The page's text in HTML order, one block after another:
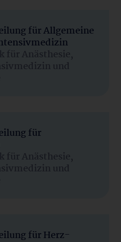
für Allgemeine
Anästhesie,
und
für
Anästhesie,
und
für Herz-